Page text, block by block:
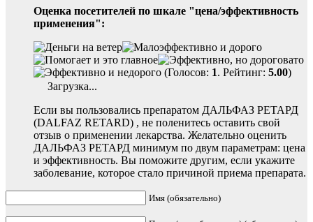
Оценка посетителей по шкале "цена/эффективность
применения":
(Голосов: 1. Рейтинг: 5.00)
Загрузка...
Если вы пользовались препаратом ДАЛЬФАЗ РЕТАРД
(DALFAZ RETARD) , не поленитесь оставить свой
отзыв о применении лекарства. Желательно оценить
ДАЛЬФАЗ РЕТАРД минимум по двум параметрам: цена
и эффективность. Вы поможите другим, если укажите
заболевание, которое стало причиной приема препарата.
Имя (обязательно)